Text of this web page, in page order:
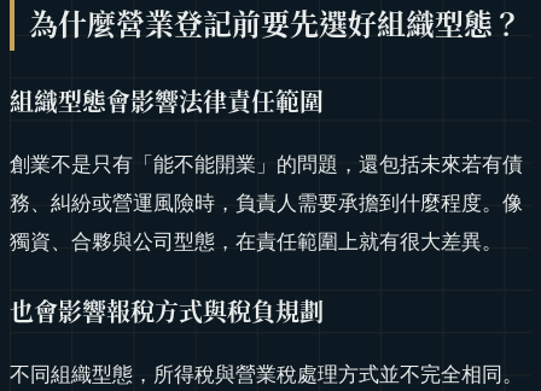
為什麼營業登記前要先選好組織型態？
組織型態會影響法律責任範圍
創業不是只有「能不能開業」的問題，還包括未來若有債
務、糾紛或營運風險時，負責人需要承擔到什麼程度。像
獨資、合夥與公司型態，在責任範圍上就有很大差異。
也會影響報稅方式與稅負規劃
不同組織型態，所得稅與營業稅處理方式並不完全相同。